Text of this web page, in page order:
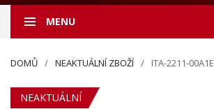
MENU
DOMŮ NEAKTUÁLNÍ ZBOŽÍ ITA-2211-00A1E
NEAKTUÁLNÍ